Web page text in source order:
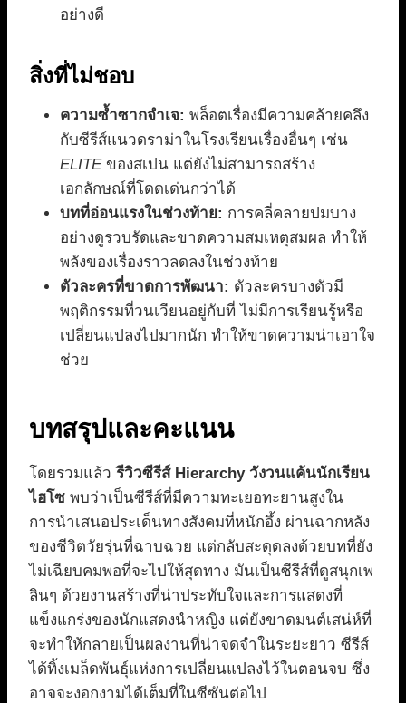
อย่างดี
สิ่งที่ไม่ชอบ
ความซ้ำซากจำเจ: พล็อตเรื่องมีความคล้ายคลึง
กับซีรีส์แนวดราม่าในโรงเรียนเรื่องอื่นๆ เช่น
ELITEของสเปน แต่ยังไม่สามารถสร้าง
เอกลักษณ์ที่โดดเด่นกว่าได้
บทที่อ่อนแรงในช่วงท้าย: การคลี่คลายปมบาง
อย่างดูรวบรัดและขาดความสมเหตุสมผล ทำให้
พลังของเรื่องราวลดลงในช่วงท้าย
ตัวละครที่ขาดการพัฒนา: ตัวละครบางตัวมี
พฤติกรรมที่วนเวียนอยู่กับที่ ไม่มีการเรียนรู้หรือ
เปลี่ยนแปลงไปมากนัก ทำให้ขาดความน่าเอาใจ
ช่วย
บทสรุปและคะแนน
โดยรวมแล้วรีวิวซีรีส์ Hierarchy วังวนแค้นนักเรียน
ไฮโซ พบว่าเป็นซีรีส์ที่มีความทะเยอทะยานสูงใน
การนำเสนอประเด็นทางสังคมที่หนักอึ้ง ผ่านฉากหลัง
ของชีวิตวัยรุ่นที่ฉาบฉวย แต่กลับสะดุดลงด้วยบทที่ยัง
ไม่เฉียบคมพอที่จะไปให้สุดทาง มันเป็นซีรีส์ที่ดูสนุกเพ
ลินๆ ด้วยงานสร้างที่น่าประทับใจและการแสดงที่
แข็งแกร่งของนักแสดงนำหญิง แต่ยังขาดมนต์เสน่ห์ที่
จะทำให้กลายเป็นผลงานที่น่าจดจำในระยะยาว ซีรีส์
ได้ทิ้งเมล็ดพันธุ์แห่งการเปลี่ยนแปลงไว้ในตอนจบ ซึ่ง
อาจจะงอกงามได้เต็มที่ในซีซันต่อไป